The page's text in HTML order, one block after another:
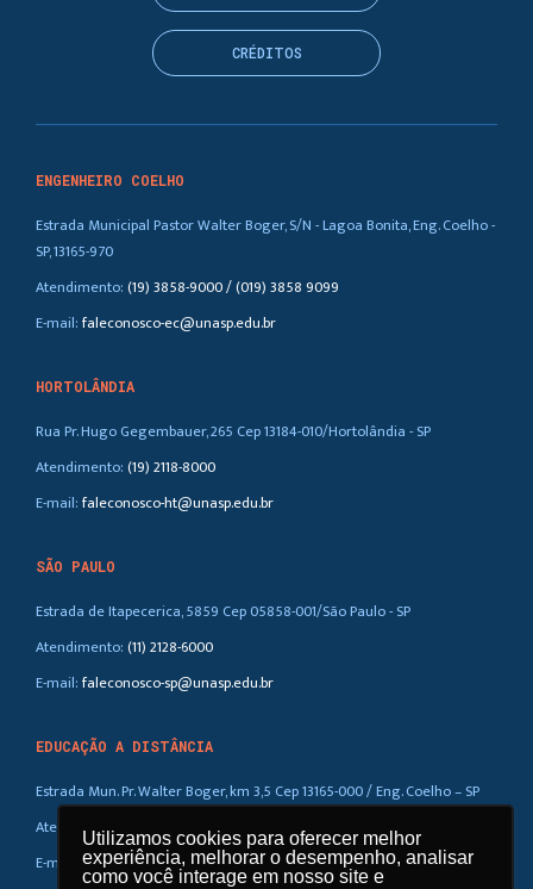
Utilizamos cookies para oferecer melhor
experiência, melhorar o desempenho, analisar
como você interage em nosso site e
ENGENHEIRO COELHO
Estrada Municipal Pastor Walter Boger, S/N - Lagoa Bonita, Eng. Coelho -
SP, 13165-970
Atendimento:(19) 3858-9000 / (019) 3858 9099
E-mail:faleconosco-ec@unasp.edu.br
HORTOLÂNDIA
Rua Pr. Hugo Gegembauer, 265 Cep 13184-010/Hortolândia - SP
Atendimento:(19) 2118-8000
E-mail:faleconosco-ht@unasp.edu.br
SÃO PAULO
Estrada de Itapecerica, 5859 Cep 05858-001/São Paulo - SP
Atendimento:(11) 2128-6000
E-mail:faleconosco-sp@unasp.edu.br
EDUCAÇÃO A DISTÂNCIA
Estrada Mun. Pr. Walter Boger, km 3,5 Cep 13165-000 / Eng. Coelho – SP
Atendimento:
(019) 3858-5100 / 0800-770-0323
E-mail: ead@unasp.br
CRÉDITOS